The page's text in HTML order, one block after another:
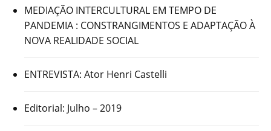
MEDIAÇÃO INTERCULTURAL EM TEMPO DE
PANDEMIA : CONSTRANGIMENTOS E ADAPTAÇÃO À
NOVA REALIDADE SOCIAL
ENTREVISTA: Ator Henri Castelli
Editorial: Julho – 2019